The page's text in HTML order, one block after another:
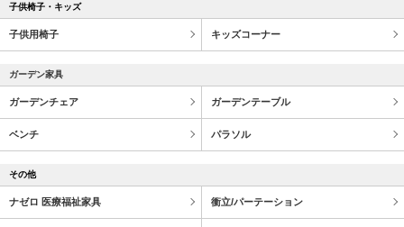
子供椅子・キッズ
子供用椅子 キッズコーナー
ガーデン家具
ガーデンチェア ガーデンテーブル
ベンチ パラソル
その他
ナゼロ 医療福祉家具 衝立/パーテーション